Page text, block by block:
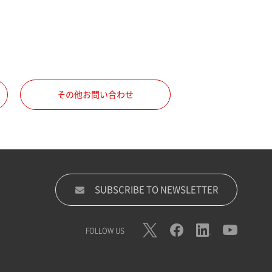
その他お問い合わせ
SUBSCRIBE TO NEWSLETTER
FOLLOW US